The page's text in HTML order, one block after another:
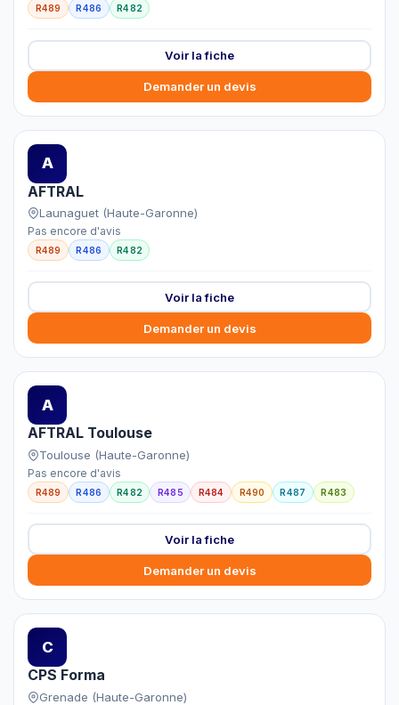
R489 R486 R482
Voir la fiche
Demander un devis
A
AFTRAL
Launaguet (Haute-Garonne)
Pas encore d'avis
R489 R486 R482
Voir la fiche
Demander un devis
A
AFTRAL Toulouse
Toulouse (Haute-Garonne)
Pas encore d'avis
R489 R486 R482 R485 R484 R490 R487 R483
Voir la fiche
Demander un devis
C
CPS Forma
Grenade (Haute-Garonne)